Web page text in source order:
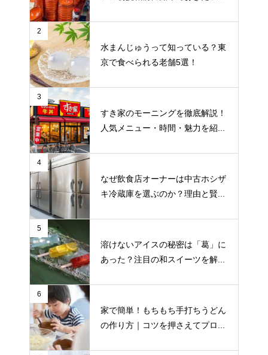
2
水まんじゅうって知っている？東
京で食べられる老舗5選！
3
すき家のモーニングを徹底解説！
人気メニュー・時間・魅力を紹...
4
なぜ飲食店オーナーは中古ホシザ
キ冷蔵庫を選ぶのか？理由と賢...
5
溶けないアイスの秘密は「葛」に
あった？注目の和スイーツを解...
6
家で簡単！もちもち手打ちうどん
の作り方｜コツを押さえてプロ...